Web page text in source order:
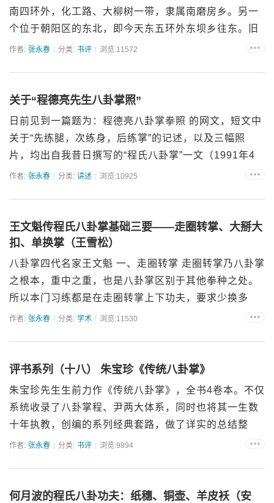
南四环外，化工路、大柳树一带，隶属南磨房乡。另一
个位于朝阳区的东北，即今天东五环外东坝乡往东。旧
时这里原属通州...
作者: 张永春 分类: 书评 浏览:11572
关于“程德亮先生八卦掌照”
日前见到一篇题为：程德亮八卦掌拳照 的网文，短文中
关于“先练腿，次练身，后练掌”的记述，以及三幅照
片，均出自我昔日撰写的“程氏八卦掌”一文（1991年4
期《武...
作者: 张永春 分类: 讲述 浏览:10925
王文魁传程氏八卦掌基础三要——走圈转掌、大掰大
扣、单换掌（王雪松）
八卦掌四代名家王文魁 一、走圈转掌 走圈转掌乃八卦掌
之根本，重中之重，也是八卦掌区别于其他拳种之处。
所以本门习练都是在走圈转掌上下功夫，要求少换多
转...
作者: 张永春 分类: 学术 浏览:11530
评书系列（十八） 朱宝珍《传统八卦掌》
朱宝珍先生生前力作《传统八卦掌》，全书4卷本。不仅
系统收录了八卦掌程、尹两大体系，同时也将其一生数
十年执教，创编的系列经典套路，做了详实的总结整
理。 ...
作者: 张永春 分类: 书评 浏览:9894
何月波的程氏八卦功夫：纸穗、铜壶、羊皮袄（安